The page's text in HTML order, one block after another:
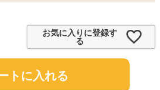
お気に入りに登録す
る
トに入れる